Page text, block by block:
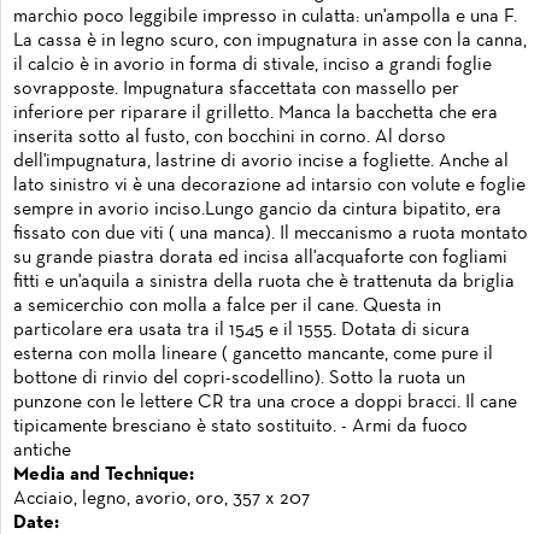
marchio poco leggibile impresso in culatta: un'ampolla e una F.
La cassa è in legno scuro, con impugnatura in asse con la canna,
il calcio è in avorio in forma di stivale, inciso a grandi foglie
sovrapposte. Impugnatura sfaccettata con massello per
inferiore per riparare il grilletto. Manca la bacchetta che era
inserita sotto al fusto, con bocchini in corno. Al dorso
dell'impugnatura, lastrine di avorio incise a fogliette. Anche al
lato sinistro vi è una decorazione ad intarsio con volute e foglie
sempre in avorio inciso.Lungo gancio da cintura bipatito, era
fissato con due viti ( una manca). Il meccanismo a ruota montato
su grande piastra dorata ed incisa all'acquaforte con fogliami
fitti e un'aquila a sinistra della ruota che è trattenuta da briglia
a semicerchio con molla a falce per il cane. Questa in
particolare era usata tra il 1545 e il 1555. Dotata di sicura
esterna con molla lineare ( gancetto mancante, come pure il
bottone di rinvio del copri-scodellino). Sotto la ruota un
punzone con le lettere CR tra una croce a doppi bracci. Il cane
tipicamente bresciano è stato sostituito. - Armi da fuoco
antiche
Media and Technique:
Acciaio, legno, avorio, oro, 357 x 207
Date: